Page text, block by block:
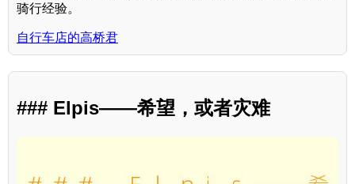
骑行经验。
自行车店的高桥君
### Elpis——希望，或者灾难